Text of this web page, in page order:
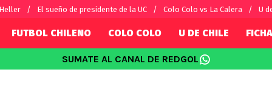
El sueño de presidente de la UC Colo Colo vs La Calera U
FUTBOL CHILENO COLO COLO U DE CHILE
SUMATE AL CANAL DE REDGOL